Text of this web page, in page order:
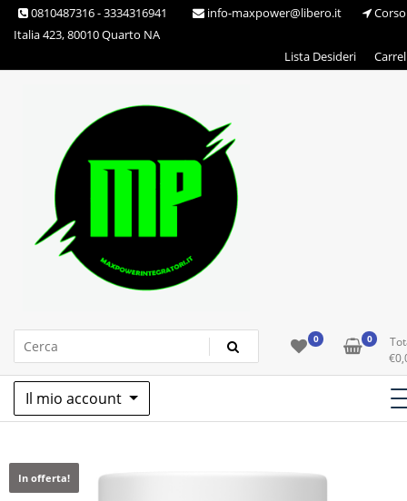
Skip 0810487316 - 3334316941 info-maxpower@libero.it
Corso
Italia 423, 80010 Quarto NA
Lista Desideri
Max Power Integratori 0 0
€
Il mio account
In offerta!